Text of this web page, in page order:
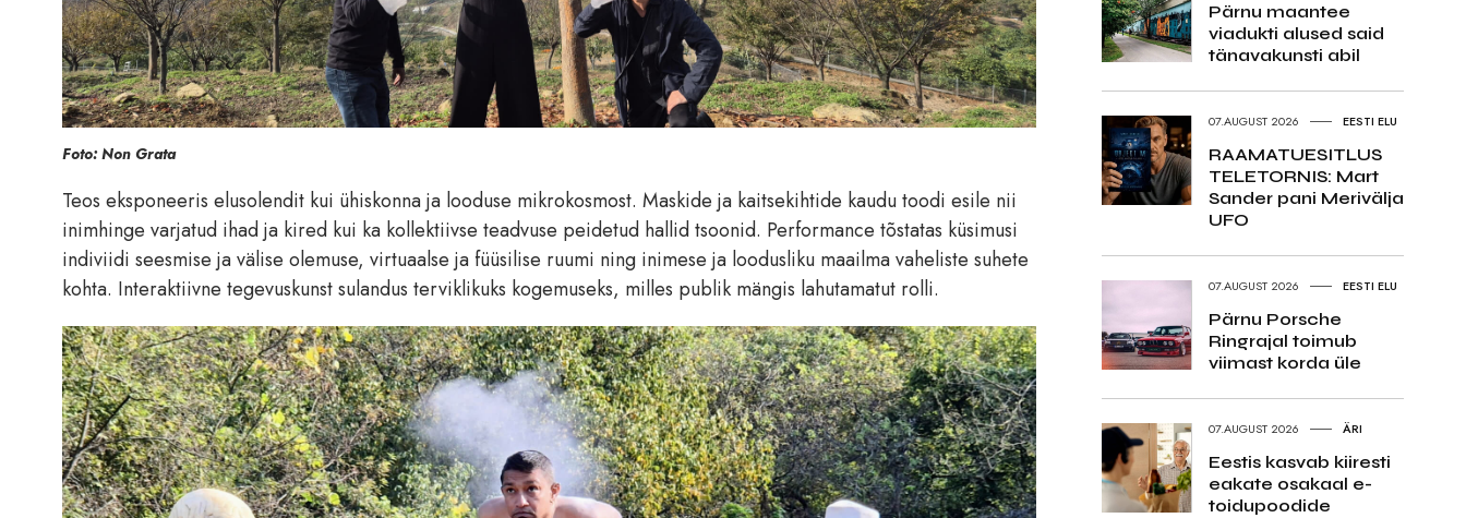
Foto: Non Grata
Teos eksponeeris elusolendit kui ühiskonna ja looduse mikrokosmost. Maskide ja kaitsekihtide kaudu toodi esile nii
inimhinge varjatud ihad ja kired kui ka kollektiivse teadvuse peidetud hallid tsoonid. Performance tõstatas küsimusi
indiviidi seesmise ja välise olemuse, virtuaalse ja füüsilise ruumi ning inimese ja loodusliku maailma vaheliste suhete
kohta. Interaktiivne tegevuskunst sulandus terviklikuks kogemuseks, milles publik mängis lahutamatut rolli.
Pärnu maantee
viadukti alused said
tänavakunsti abil
07.AUGUST 2026 EESTI ELU
RAAMATUESITLUS
TELETORNIS: Mart
Sander pani Merivälja
UFO
07.AUGUST 2026 EESTI ELU
Pärnu Porsche
Ringrajal toimub
viimast korda üle
07.AUGUST 2026 ÄRI
Eestis kasvab kiiresti
eakate osakaal e-
toidupoodide